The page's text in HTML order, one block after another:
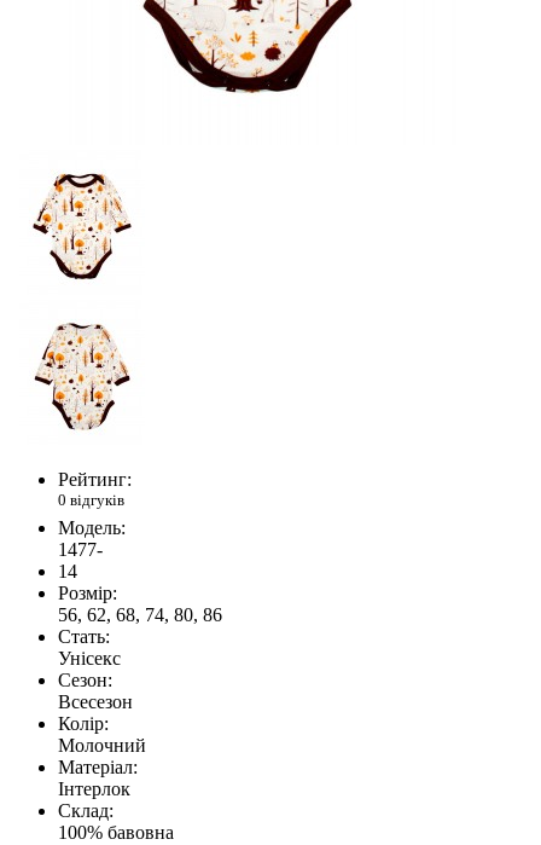
Рейтинг:
0 відгуків
Модель:
1477-
14
Розмір:
56, 62, 68, 74, 80, 86
Стать:
Унісекс
Сезон:
Всесезон
Колір:
Молочний
Матеріал:
Інтерлок
Склад:
100% бавовна